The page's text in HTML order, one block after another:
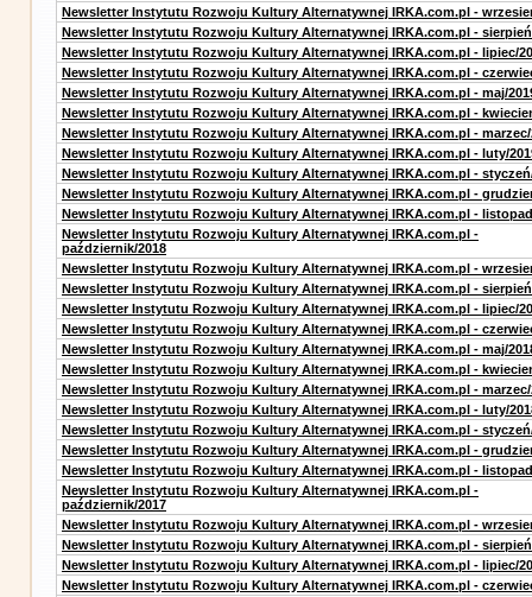
Newsletter Instytutu Rozwoju Kultury Alternatywnej IRKA.com.pl -
Newsletter Instytutu Rozwoju Kultury Alternatywnej IRKA.com.pl -
Newsletter Instytutu Rozwoju Kultury Alternatywnej IRKA.com.pl - lipiec/
Newsletter Instytutu Rozwoju Kultury Alternatywnej IRKA.com.pl -
Newsletter Instytutu Rozwoju Kultury Alternatywnej IRKA.com.pl - maj/
Newsletter Instytutu Rozwoju Kultury Alternatywnej IRKA.com.pl -
Newsletter Instytutu Rozwoju Kultury Alternatywnej IRKA.com.pl - marzec/
Newsletter Instytutu Rozwoju Kultury Alternatywnej IRKA.com.pl - luty/
Newsletter Instytutu Rozwoju Kultury Alternatywnej IRKA.com.pl -
Newsletter Instytutu Rozwoju Kultury Alternatywnej IRKA.com.pl -
Newsletter Instytutu Rozwoju Kultury Alternatywnej IRKA.com.pl -
Newsletter Instytutu Rozwoju Kultury Alternatywnej IRKA.com.pl -
październik/2018
Newsletter Instytutu Rozwoju Kultury Alternatywnej IRKA.com.pl -
Newsletter Instytutu Rozwoju Kultury Alternatywnej IRKA.com.pl -
Newsletter Instytutu Rozwoju Kultury Alternatywnej IRKA.com.pl - lipiec/
Newsletter Instytutu Rozwoju Kultury Alternatywnej IRKA.com.pl -
Newsletter Instytutu Rozwoju Kultury Alternatywnej IRKA.com.pl - maj/
Newsletter Instytutu Rozwoju Kultury Alternatywnej IRKA.com.pl -
Newsletter Instytutu Rozwoju Kultury Alternatywnej IRKA.com.pl - marzec/
Newsletter Instytutu Rozwoju Kultury Alternatywnej IRKA.com.pl - luty/
Newsletter Instytutu Rozwoju Kultury Alternatywnej IRKA.com.pl -
Newsletter Instytutu Rozwoju Kultury Alternatywnej IRKA.com.pl -
Newsletter Instytutu Rozwoju Kultury Alternatywnej IRKA.com.pl -
Newsletter Instytutu Rozwoju Kultury Alternatywnej IRKA.com.pl -
październik/2017
Newsletter Instytutu Rozwoju Kultury Alternatywnej IRKA.com.pl -
Newsletter Instytutu Rozwoju Kultury Alternatywnej IRKA.com.pl -
Newsletter Instytutu Rozwoju Kultury Alternatywnej IRKA.com.pl - lipiec/
Newsletter Instytutu Rozwoju Kultury Alternatywnej IRKA.com.pl -